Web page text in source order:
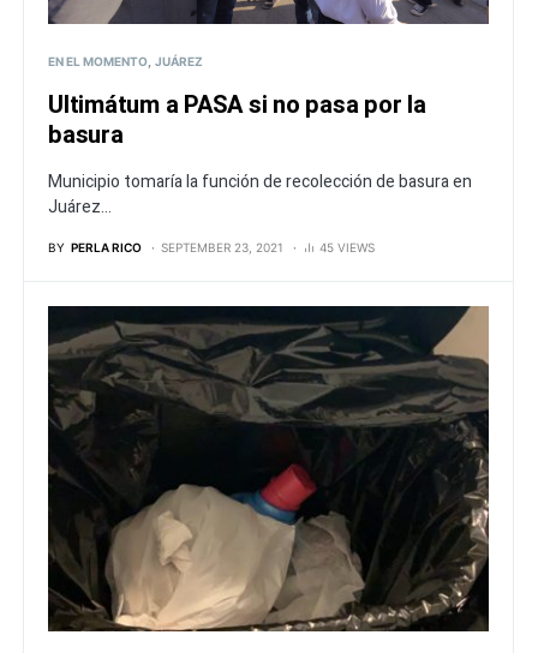
EN EL MOMENTO JUÁREZ
Ultimátum a PASA si no pasa por la
basura
Municipio tomaría la función de recolección de basura en
Juárez...
BY PERLA RICO SEPTEMBER 23, 2021 45 VIEWS